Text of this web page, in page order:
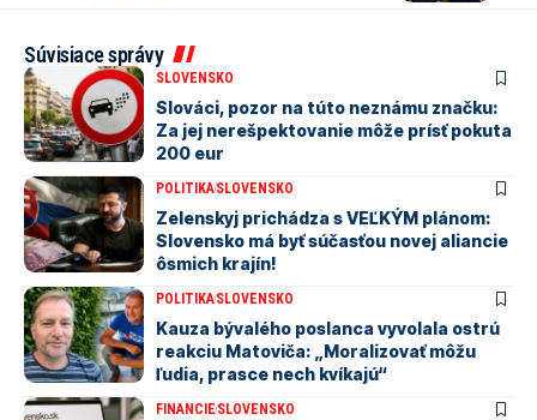
Súvisiace správy
SLOVENSKO
Slováci, pozor na túto neznámu značku:
Za jej nerešpektovanie môže prísť pokuta
200 eur
POLITIKASLOVENSKO
Zelenskyj prichádza s VEĽKÝM plánom:
Slovensko má byť súčasťou novej aliancie
ôsmich krajín!
POLITIKASLOVENSKO
Kauza bývalého poslanca vyvolala ostrú
reakciu Matoviča: „Moralizovať môžu
ľudia, prasce nech kvíkajú“
FINANCIESLOVENSKO